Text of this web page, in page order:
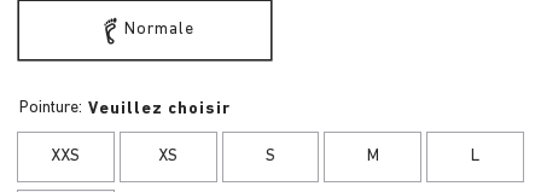
Normale
Pointure: Veuillez choisir
XXS XS S M L